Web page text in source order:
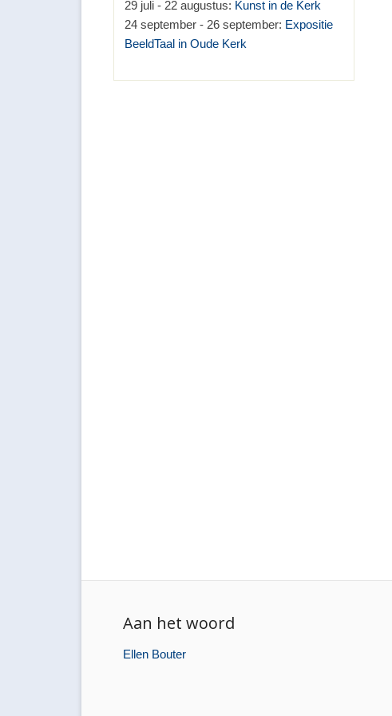
29 juli - 22 augustus: Kunst in de Kerk
24 september - 26 september: Expositie
BeeldTaal in Oude Kerk
Aan het woord
Ellen Bouter